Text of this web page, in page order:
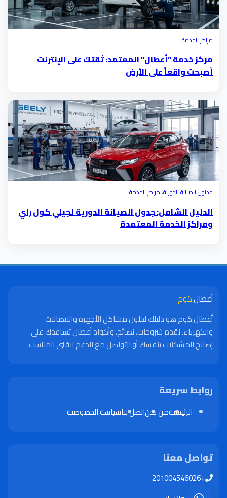
مراكز الخدمة
مركز خدمة “أعطال” المعتمد: ثقتك على الإنترنت
أصبحت واقعاً على الأرض
جداول الصيانة الدورية،مراكز الخدمة
الدليل الشامل: جدول الصيانة الدورية لجيلي كول راي
ومراكز الخدمة المعتمدة
أعطال.كوم
أعطال.كوم هو دليلك لحلول مشاكل الأجهزة والاتصالات
والكهرباء. نقدم شروحات، نصائح، وأكواد أعطال تساعدك على
إصلاح المشكلات بنفسك أو التواصل مع الدعم الفني المناسب.
روابط سريعة
الرئيسيةمن نحناتصل بناسياسة الخصوصية
تواصل معنا
+201004546026